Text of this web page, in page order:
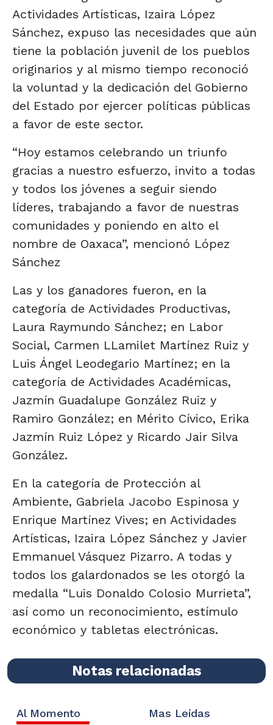
Actividades Artísticas, Izaira López
Sánchez, expuso las necesidades que aún
tiene la población juvenil de los pueblos
originarios y al mismo tiempo reconoció
la voluntad y la dedicación del Gobierno
del Estado por ejercer políticas públicas
a favor de este sector.
“Hoy estamos celebrando un triunfo
gracias a nuestro esfuerzo, invito a todas
y todos los jóvenes a seguir siendo
líderes, trabajando a favor de nuestras
comunidades y poniendo en alto el
nombre de Oaxaca”, mencionó López
Sánchez
Las y los ganadores fueron, en la
categoría de Actividades Productivas,
Laura Raymundo Sánchez; en Labor
Social, Carmen LLamilet Martínez Ruiz y
Luis Ángel Leodegario Martínez; en la
categoría de Actividades Académicas,
Jazmín Guadalupe González Ruiz y
Ramiro González; en Mérito Cívico, Erika
Jazmín Ruiz López y Ricardo Jair Silva
González.
En la categoría de Protección al
Ambiente, Gabriela Jacobo Espinosa y
Enrique Martínez Vives; en Actividades
Artísticas, Izaira López Sánchez y Javier
Emmanuel Vásquez Pizarro. A todas y
todos los galardonados se les otorgó la
medalla “Luis Donaldo Colosio Murrieta”,
así como un reconocimiento, estímulo
económico y tabletas electrónicas.
Notas relacionadas
Al Momento Mas Leídas